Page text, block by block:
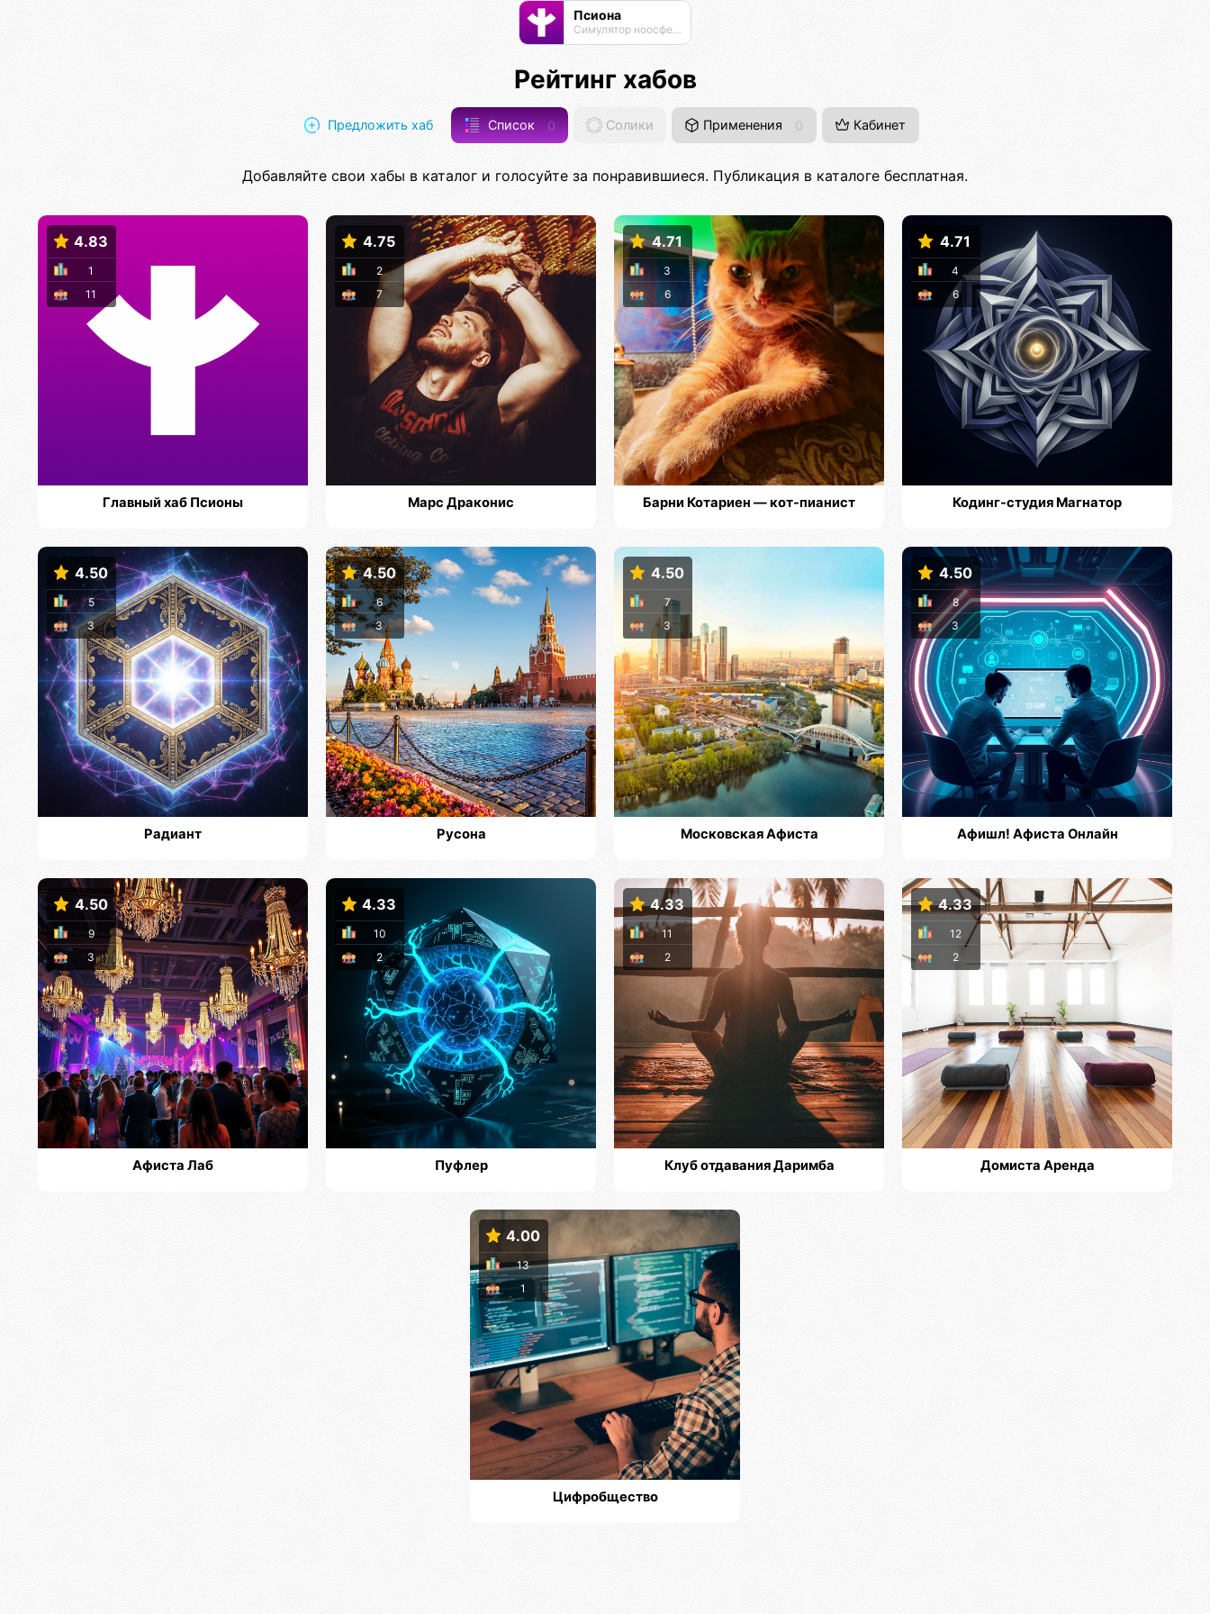
Псиона
Cимулятор ноосферы
Рейтинг хабов
Предложить хаб Список 0 Солики Применения 0 Кабинет
Добавляйте свои хабы в каталог и голосуйте за понравившиеся. Публикация в каталоге бесплатная.
4.83
11
1
Главный хаб Псионы
4.75
7
2
Марс Драконис
4.71
6
3
Барни Котариен — кот-пианист
4.71
6
4
Кодинг-студия Магнатор
4.50
3
5
Радиант
4.50
3
6
Русона
4.50
3
7
Московская Афиста
4.50
3
8
Афишл! Афиста Онлайн
4.50
3
9
Афиста Лаб
4.33
2
10
Пуфлер
4.33
2
11
Клуб отдавания Даримба
4.33
2
12
Домиста Аренда
4.00
1
13
Цифробщество